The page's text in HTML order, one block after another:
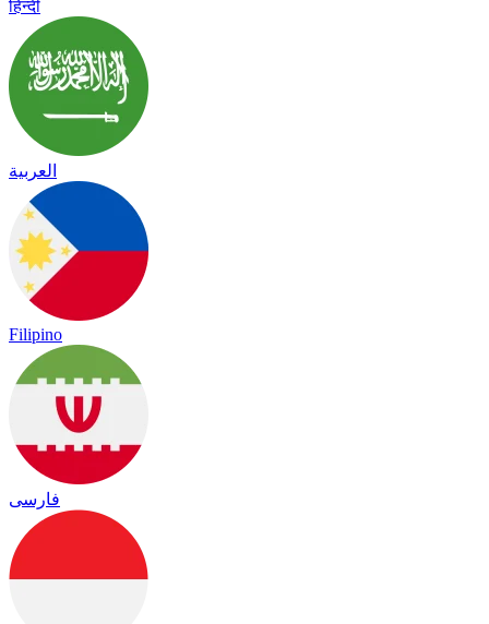
हिन्दी
العربية
Filipino
فارسی